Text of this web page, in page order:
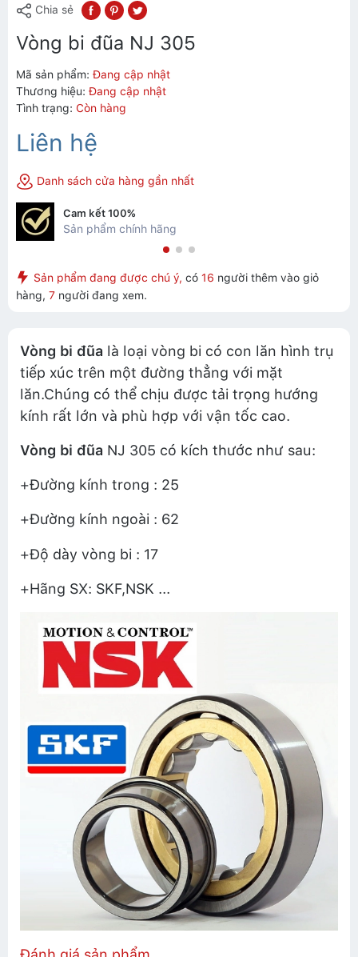
Chia sẻ
Vòng bi đũa NJ 305
Mã sản phẩm: Đang cập nhật
Thương hiệu: Đang cập nhật
Tình trạng: Còn hàng
Liên hệ
Danh sách cửa hàng gần nhất
Cam kết 100%
Sản phẩm chính hãng
Sản phẩm đang được chú ý, có 16 người thêm vào giỏ
hàng, 7 người đang xem.
Vòng bi đũa là loại vòng bi có con lăn hình trụ
tiếp xúc trên một đường thẳng với mặt
lăn.Chúng có thể chịu được tải trọng hướng
kính rất lớn và phù hợp với vận tốc cao.
Vòng bi đũa NJ 305 có kích thước như sau:
+Đường kính trong : 25
+Đường kính ngoài : 62
+Độ dày vòng bi : 17
+Hãng SX: SKF,NSK ...